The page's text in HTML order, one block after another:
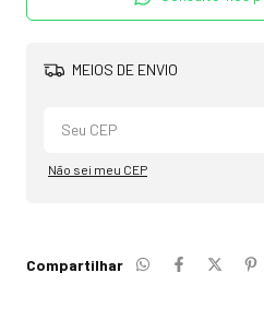
MEIOS DE ENVIO
Não sei meu CEP
Compartilhar